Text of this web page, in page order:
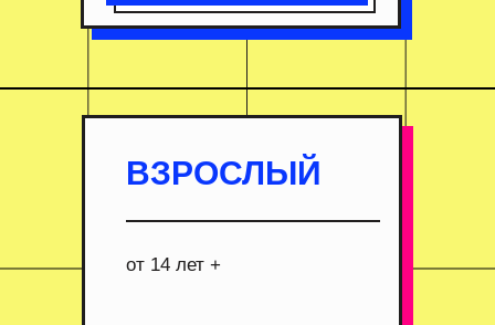
от 14 лет +
ВЗРОСЛЫЙ